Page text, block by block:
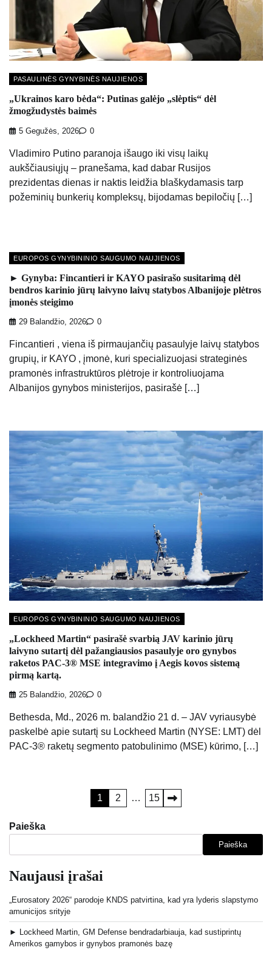
PASAULINĖS GYNYBINĖS NAUJIENOS
„Ukrainos karo bėda“: Putinas galėjo „slėptis“ dėl
žmogžudystės baimės
5 Gegužės, 2026 0
Vladimiro Putino paranoja išaugo iki visų laikų
aukščiausiųjų – pranešama, kad dabar Rusijos
prezidentas dienas ir naktis leidžia blaškydamasis tarp
požeminių bunkerių kompleksų, bijodamas bepiločių […]
EUROPOS GYNYBININIO SAUGUMO NAUJIENOS
► Gynyba: Fincantieri ir KAYO pasirašo susitarimą dėl
bendros karinio jūrų laivyno laivų statybos Albanijoje plėtros
įmonės steigimo
29 Balandžio, 2026 0
Fincantieri , viena iš pirmaujančių pasaulyje laivų statybos
grupių, ir KAYO , įmonė, kuri specializuojasi strateginės
pramonės infrastruktūros plėtroje ir kontroliuojama
Albanijos gynybos ministerijos, pasirašė […]
EUROPOS GYNYBININIO SAUGUMO NAUJIENOS
„Lockheed Martin“ pasirašė svarbią JAV karinio jūrų
laivyno sutartį dėl pažangiausios pasaulyje oro gynybos
raketos PAC-3® MSE integravimo į Aegis kovos sistemą
pirmą kartą.
25 Balandžio, 2026 0
Bethesda, Md., 2026 m. balandžio 21 d. – JAV vyriausybė
paskelbė apie sutartį su Lockheed Martin (NYSE: LMT) dėl
PAC-3® raketų segmento patobulinimo (MSE) kūrimo, […]
puslapiavimas
1 2 … 15
Paieška
Paieška
Naujausi įrašai
„Eurosatory 2026“ parodoje KNDS patvirtina, kad yra lyderis slapstymo
amunicijos srityje
► Lockheed Martin, GM Defense bendradarbiauja, kad sustiprintų
Amerikos gamybos ir gynybos pramonės bazę